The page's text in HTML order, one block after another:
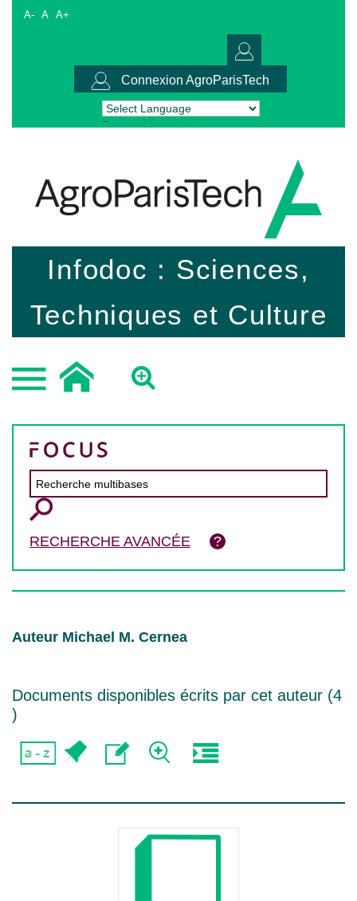
A- A A+
Connexion AgroParisTech
Powered by Translate
Infodoc : Sciences,
Techniques et Culture
RECHERCHE AVANCÉE
Auteur Michael M. Cernea
Documents disponibles écrits par cet auteur (4
)